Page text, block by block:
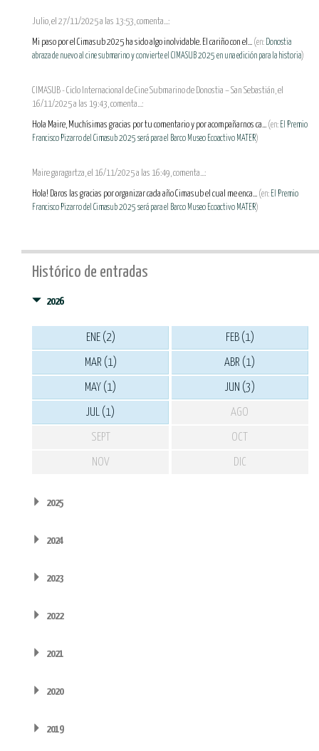
Julio, el 27/11/2025 a las 13:53, comenta...:
Mi paso por el Cimasub 2025 ha sido algo inolvidable. El cariño con el... (en: Donostia
abraza de nuevo al cine submarino y convierte el CIMASUB 2025 en una edición para la historia)
CIMASUB - Ciclo Internacional de Cine Submarino de Donostia – San Sebastián, el
16/11/2025 a las 19:43, comenta...:
Hola Maire, Muchísimas gracias por tu comentario y por acompañarnos ca... (en: El Premio
Francisco Pizarro del Cimasub 2025 será para el Barco Museo Ecoactivo MATER)
Maire garagartza, el 16/11/2025 a las 16:49, comenta...:
Hola! Daros las gracias por organizar cada año Cimasub el cual me enca... (en: El Premio
Francisco Pizarro del Cimasub 2025 será para el Barco Museo Ecoactivo MATER)
Histórico de entradas
2026
ENE (2) FEB (1)
MAR (1) ABR (1)
MAY (1) JUN (3)
JUL (1) AGO
SEPT OCT
NOV DIC
2025
2024
2023
2022
2021
2020
2019